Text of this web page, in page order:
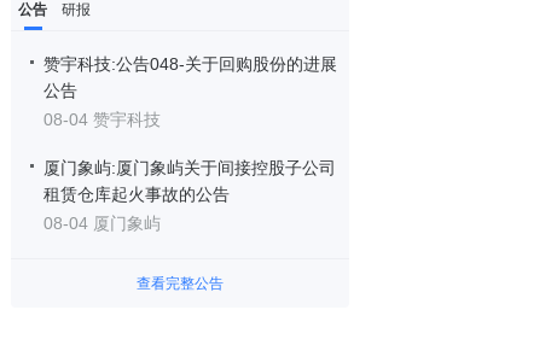
公告 研报
赞宇科技:公告048-关于回购股份的进展
公告
08-04 赞宇科技
厦门象屿:厦门象屿关于间接控股子公司
租赁仓库起火事故的公告
08-04 厦门象屿
查看完整公告